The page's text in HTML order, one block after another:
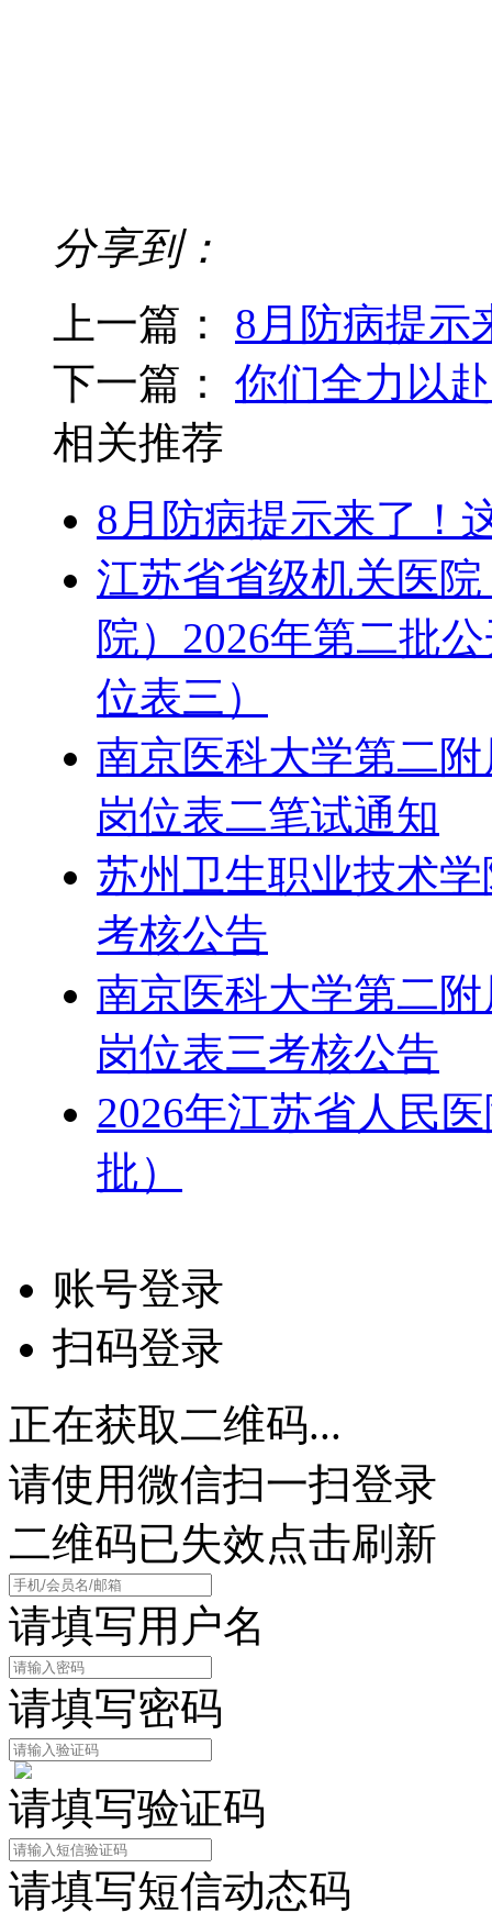
分享到：
上一篇： 8月防病提示
下一篇： 你们全力以
相关推荐
8月防病提示来了！
江苏省省级机关医
院）2026年第二批
位表三）
南京医科大学第二
岗位表二笔试通知
苏州卫生职业技术
考核公告
南京医科大学第二
岗位表三考核公告
2026年江苏省人民
批）
账号登录
扫码登录
正在获取二维码...
请使用微信扫一扫登录
二维码已失效点击刷新
请填写用户名
请填写密码
请填写验证码
请填写短信动态码